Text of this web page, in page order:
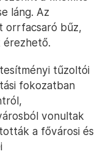
láng. Az
orrfacsaró bűz,
érezhető.
tűzoltói
fokozatban
vonultak
a fővárosi és